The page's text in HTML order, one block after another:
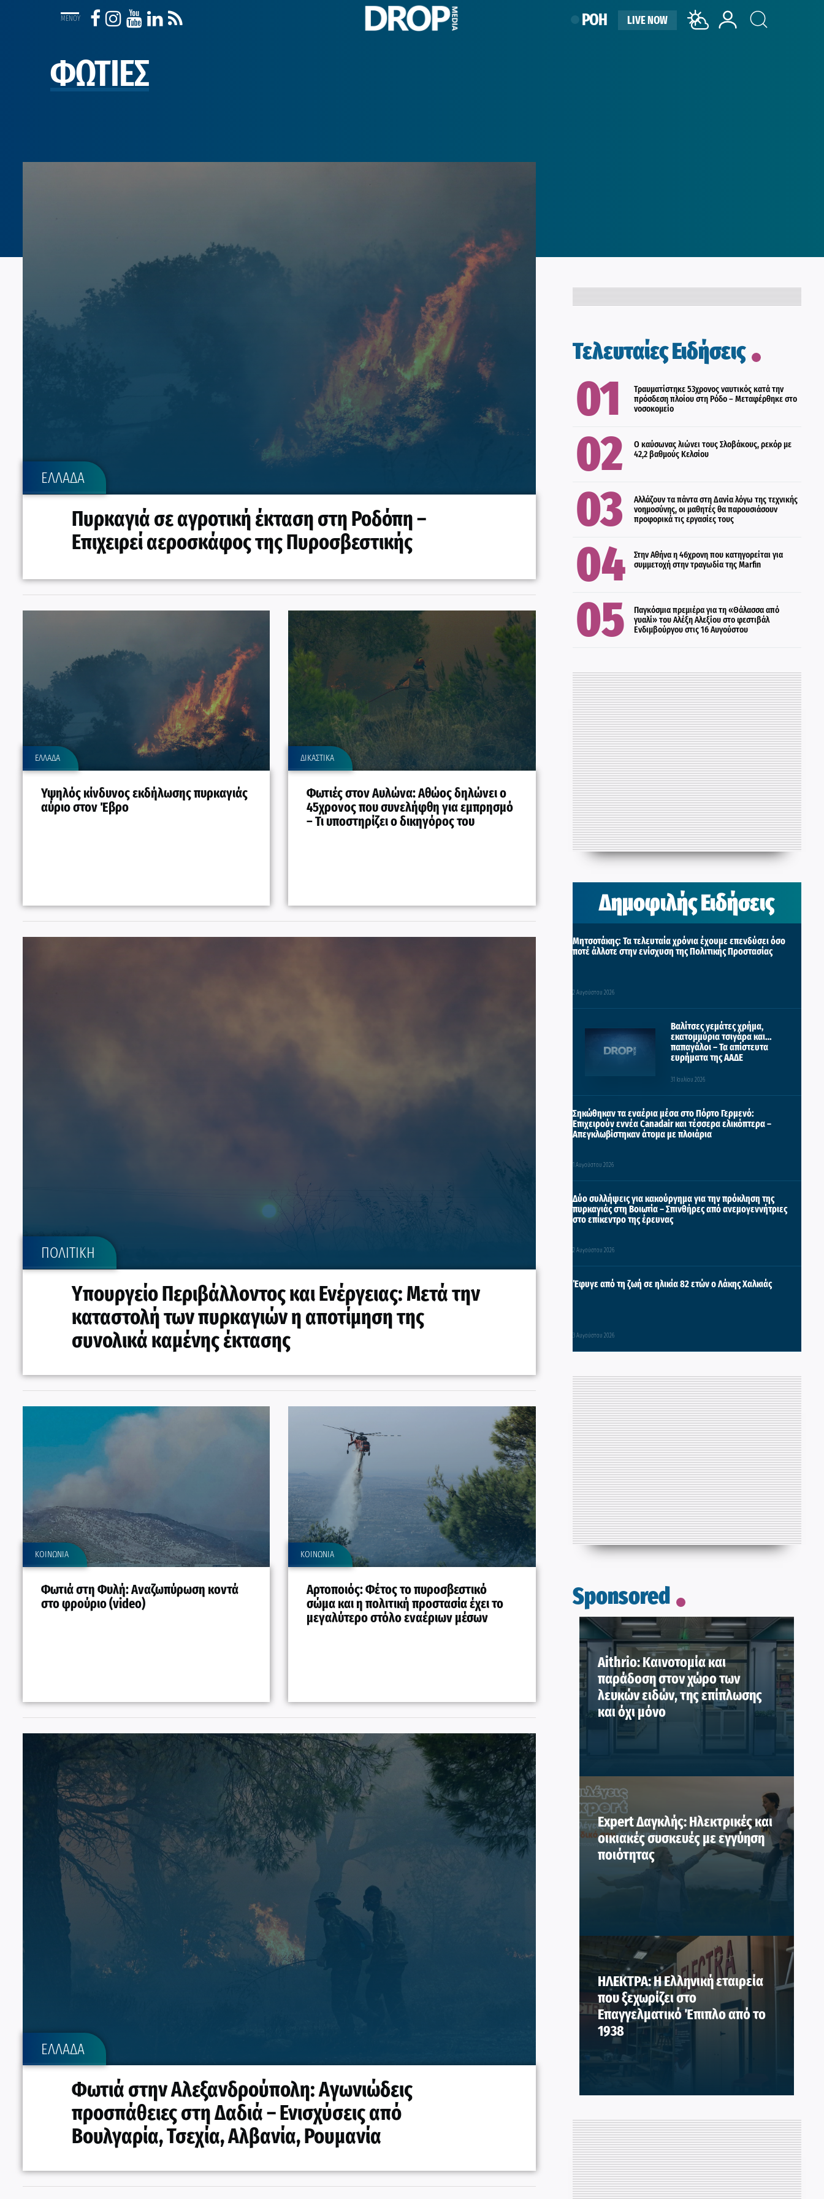
LIVE NOW
ΡΟΗ
ΦΩΤΙΕΣ
ΕΛΛΑΔΑ
Πυρκαγιά σε αγροτική έκταση στη Ροδόπη –
Επιχειρεί αεροσκάφος της Πυροσβεστικής
ΕΛΛΑΔΑ
Υψηλός κίνδυνος εκδήλωσης πυρκαγιάς
αύριο στον Έβρο
ΔΙΚΑΣΤΙΚΑ
Φωτιές στον Αυλώνα: Αθώος δηλώνει ο
45χρονος που συνελήφθη για εμπρησμό
– Τι υποστηρίζει ο δικηγόρος του
ΠΟΛΙΤΙΚΗ
Υπουργείο Περιβάλλοντος και Ενέργειας: Μετά την
καταστολή των πυρκαγιών η αποτίμηση της
συνολικά καμένης έκτασης
ΚΟΙΝΩΝΙΑ
Φωτιά στη Φυλή: Αναζωπύρωση κοντά
στο φρούριο (video)
ΚΟΙΝΩΝΙΑ
Αρτοποιός: Φέτος το πυροσβεστικό
σώμα και η πολιτική προστασία έχει το
μεγαλύτερο στόλο εναέριων μέσων
ΕΛΛΑΔΑ
Φωτιά στην Αλεξανδρούπολη: Αγωνιώδεις
προσπάθειες στη Δαδιά – Ενισχύσεις από
Βουλγαρία, Τσεχία, Αλβανία, Ρουμανία
Τελευταίες Ειδήσεις
Τραυματίστηκε 53χρονος ναυτικός κατά την
πρόσδεση πλοίου στη Ρόδο – Μεταφέρθηκε στο
νοσοκομείο
ΔΙΕΘΝΗ
Ο καύσωνας λιώνει τους Σλοβάκους, ρεκόρ με
42,2 βαθμούς Κελσίου
ΔΙΕΘΝΗ
Αλλάζουν τα πάντα στη Δανία λόγω της τεχνικής
νοημοσύνης, οι μαθητές θα παρουσιάσουν
προφορικά τις εργασίες τους
ΕΛΛΑΔΑ
Στην Αθήνα η 46χρονη που κατηγορείται για
συμμετοχή στην τραγωδία της Marfin
ΠΟΛΙΤΙΣΜΟΣ
Παγκόσμια πρεμιέρα για τη «Θάλασσα από
γυαλί» του Αλέξη Αλεξίου στο φεστιβάλ
Ενδιμβούργου στις 16 Αυγούστου
Δημοφιλής Ειδήσεις
Μητσοτάκης: Τα τελευταία χρόνια έχουμε επενδύσει όσο
ποτέ άλλοτε στην ενίσχυση της Πολιτικής Προστασίας
2 Αυγούστου 2026
Βαλίτσες γεμάτες χρήμα,
εκατομμύρια τσιγάρα και…
παπαγάλοι – Τα απίστευτα
ευρήματα της ΑΑΔΕ
31 Ιουλίου 2026
Σηκώθηκαν τα εναέρια μέσα στο Πόρτο Γερμενό:
Επιχειρούν εννέα Canadair και τέσσερα ελικόπτερα –
Απεγκλωβίστηκαν άτομα με πλοιάρια
1 Αυγούστου 2026
Δύο συλλήψεις για κακούργημα για την πρόκληση της
πυρκαγιάς στη Βοιωτία – Σπινθήρες από ανεμογεννήτριες
στο επίκεντρο της έρευνας
2 Αυγούστου 2026
Έφυγε από τη ζωή σε ηλικία 82 ετών ο Λάκης Χαλκιάς
3 Αυγούστου 2026
Sponsored
Aithrio: Καινοτομία και
παράδοση στον χώρο των
λευκών ειδών, της επίπλωσης
και όχι μόνο
Expert Δαγκλής: Ηλεκτρικές και
οικιακές συσκευές με εγγύηση
ποιότητας
ΗΛΕΚΤΡΑ: Η Ελληνική εταιρεία
που ξεχωρίζει στο
Επαγγελματικό Έπιπλο από το
1938